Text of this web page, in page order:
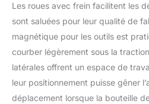
Les roues avec frein facilitent les
sont saluées pour leur qualité de
magnétique pour les outils est
courber légèrement sous la
latérales offrent un espace de
leur positionnement puisse gêner
déplacement lorsque la bouteille